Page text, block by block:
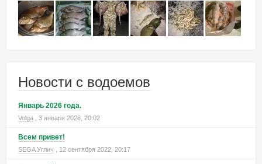
Новости с водоемов
Январь 2026 года.
Volga , 3 января 2026, 20:02
Всем привет!
SEGA Углич , 12 сентября 2022, 20:17